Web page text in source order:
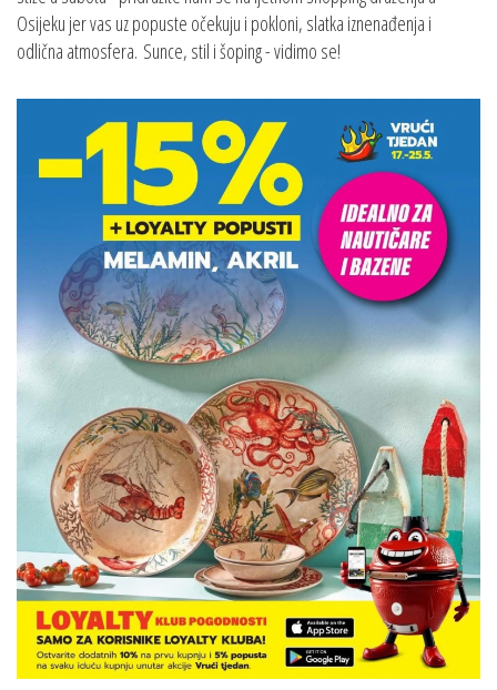
Osijeku jer vas uz popuste očekuju i pokloni, slatka iznenađenja i
odlična atmosfera. Sunce, stil i šoping - vidimo se!